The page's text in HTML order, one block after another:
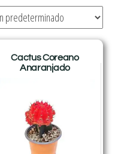
Cactus Coreano
Anaranjado